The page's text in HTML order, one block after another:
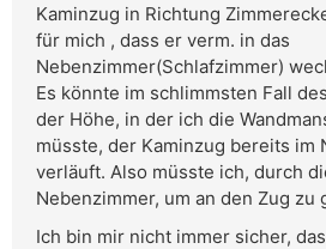
Kaminzug in Richtung
für mich , dass er verm. in das
Nebenzimmer(Schlafzimmer)
Es könnte im schlimmsten Fall
der Höhe, in der ich die
müsste, der Kaminzug bereits im
verläuft. Also müsste ich, durch
Nebenzimmer, um an den Zug zu
Ich bin mir nicht immer sicher,